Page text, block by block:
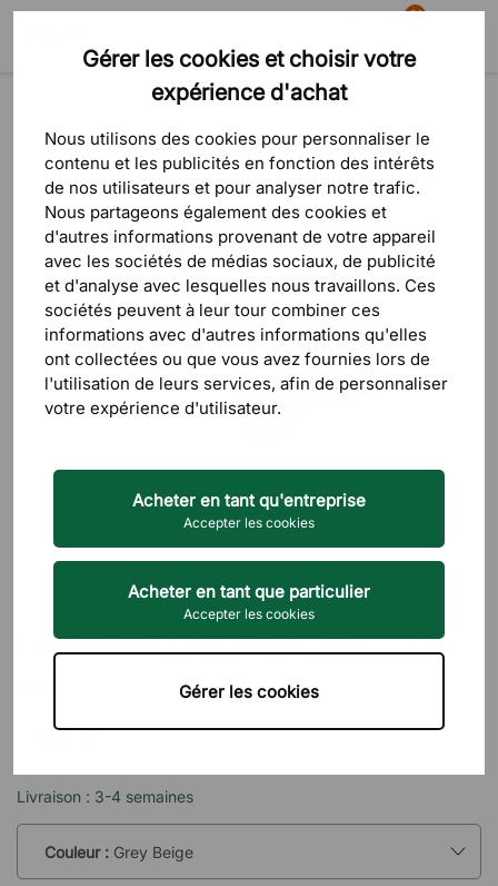
Gérer les cookies et choisir votre
expérience d'achat
Nous utilisons des cookies pour personnaliser le
contenu et les publicités en fonction des intérêts
de nos utilisateurs et pour analyser notre trafic.
Nous partageons également des cookies et
d'autres informations provenant de votre appareil
avec les sociétés de médias sociaux, de publicité
et d'analyse avec lesquelles nous travaillons. Ces
sociétés peuvent à leur tour combiner ces
informations avec d'autres informations qu'elles
ont collectées ou que vous avez fournies lors de
l'utilisation de leurs services, afin de personnaliser
votre expérience d'utilisateur.
Acheter en tant qu'entreprise
Accepter les cookies
Acheter en tant que particulier
Accepter les cookies
Gérer les cookies
Recherche
81
Panier
Plafonniers Lampes suspendues
Luminaire Flowerpot VP7 - Ø37
394 €
Livraison : 3-4 semaines
Couleur : Grey Beige